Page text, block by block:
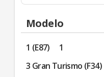
Modelo
1 (E87)
1
3 Gran Turismo (F34)